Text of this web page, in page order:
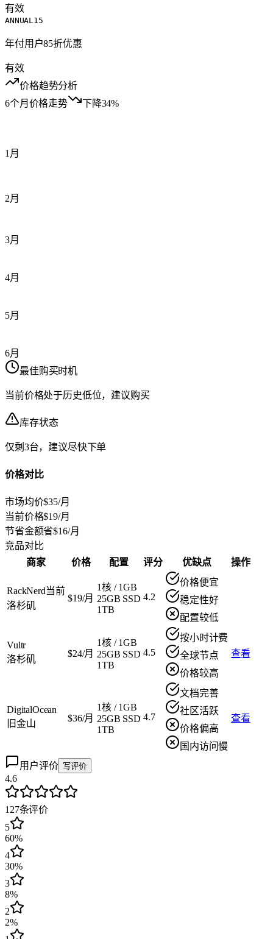
有效
ANNUAL15
年付用户85折优惠
有效
价格趋势分析
6个月价格走势
下降34%
1月
2月
3月
4月
5月
6月
最佳购买时机
当前价格处于历史低位，建议购买
库存状态
仅剩3台，建议尽快下单
价格对比
市场均价$35/月
当前价格$19/月
节省金额省$16/月
竞品对比
商家
价格 配置 评分 优缺点 操作
RackNerd当前
洛杉矶
$19/月
1核/1GB
25GB SSD
1TB
4.2
价格便宜
稳定性好
配置较低
Vultr
洛杉矶
$24/月
1核/1GB
25GB SSD
1TB
4.5
按小时计费
全球节点
价格较高
查看
DigitalOcean
旧金山
$36/月
1核/1GB
25GB SSD
1TB
4.7
文档完善
社区活跃
价格偏高
国内访问慢
查看
用户评价 写评价
4.6
127条评价
5
60%
4
30%
3
8%
2
2%